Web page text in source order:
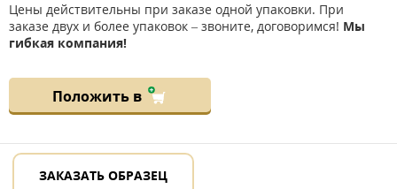
Цены действительны при заказе одной упаковки. При
заказе двух и более упаковок – звоните, договоримся! Мы
гибкая компания!
Положить в
ЗАКАЗАТЬ ОБРАЗЕЦ